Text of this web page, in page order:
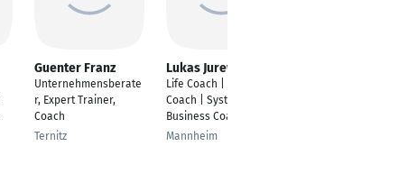
Guenter Franz
Unternehmensberate
r, Expert Trainer,
Coach
Ternitz
Lukas Jurewicz
Life Coach | Agile
Coach | Systemischer
Business Coach
Mannheim